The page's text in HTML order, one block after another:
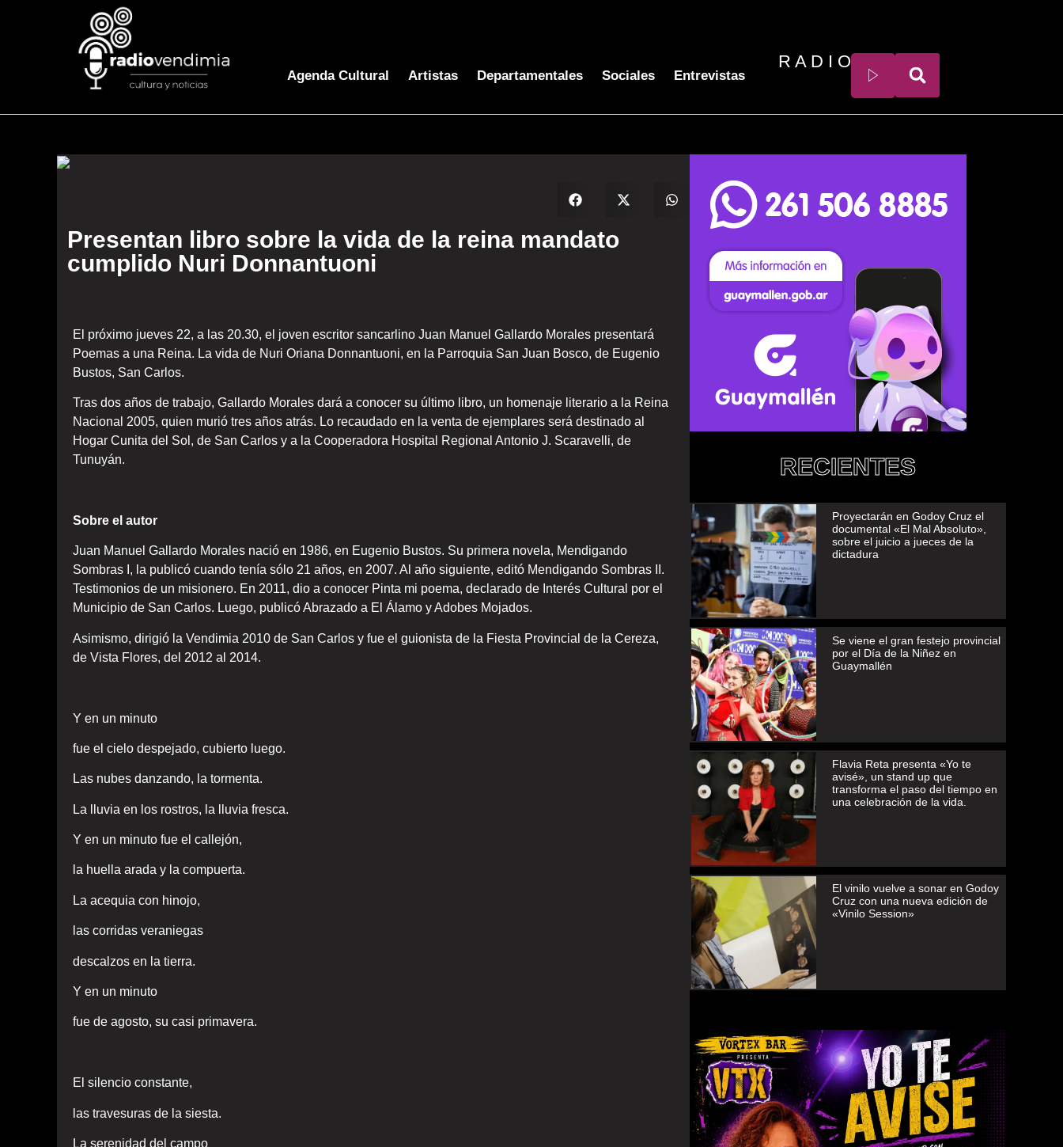
Agenda Cultural Artistas Departamentales Sociales Entrevistas
R A D I O
Presentan libro sobre la vida de la reina mandato
cumplido Nuri Donnantuoni
El próximo jueves 22, a las 20.30, el joven escritor sancarlino Juan Manuel Gallardo Morales presentará
Poemas a una Reina. La vida de Nuri Oriana Donnantuoni, en la Parroquia San Juan Bosco, de Eugenio
Bustos, San Carlos.
Tras dos años de trabajo, Gallardo Morales dará a conocer su último libro, un homenaje literario a la Reina
Nacional 2005, quien murió tres años atrás. Lo recaudado en la venta de ejemplares será destinado al
Hogar Cunita del Sol, de San Carlos y a la Cooperadora Hospital Regional Antonio J. Scaravelli, de
Tunuyán.
Sobre el autor
Juan Manuel Gallardo Morales nació en 1986, en Eugenio Bustos. Su primera novela, Mendigando
Sombras I, la publicó cuando tenía sólo 21 años, en 2007. Al año siguiente, editó Mendigando Sombras II.
Testimonios de un misionero. En 2011, dio a conocer Pinta mi poema, declarado de Interés Cultural por el
Municipio de San Carlos. Luego, publicó Abrazado a El Álamo y Adobes Mojados.
Asimismo, dirigió la Vendimia 2010 de San Carlos y fue el guionista de la Fiesta Provincial de la Cereza,
de Vista Flores, del 2012 al 2014.
Y en un minuto
fue el cielo despejado, cubierto luego.
Las nubes danzando, la tormenta.
La lluvia en los rostros, la lluvia fresca.
Y en un minuto fue el callejón,
la huella arada y la compuerta.
La acequia con hinojo,
las corridas veraniegas
descalzos en la tierra.
Y en un minuto
fue de agosto, su casi primavera.
El silencio constante,
las travesuras de la siesta.
La serenidad del campo
RECIENTES
Proyectarán en Godoy Cruz el
documental «El Mal Absoluto»,
sobre el juicio a jueces de la
dictadura
Se viene el gran festejo provincial
por el Día de la Niñez en
Guaymallén
Flavia Reta presenta «Yo te
avisé», un stand up que
transforma el paso del tiempo en
una celebración de la vida.
El vinilo vuelve a sonar en Godoy
Cruz con una nueva edición de
«Vinilo Session»